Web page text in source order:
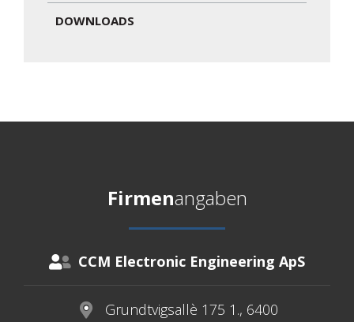
DOWNLOADS
Firmenangaben
CCM Electronic Engineering ApS
Grundtvigsallè 175 1., 6400